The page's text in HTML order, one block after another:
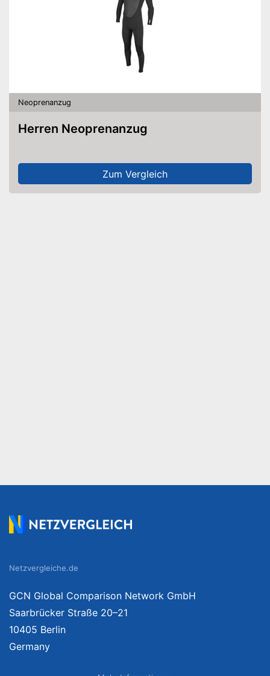
Neoprenanzug
Herren Neoprenanzug
Zum Vergleich
Netzvergleiche.de
GCN Global Comparison Network GmbH
Saarbrücker Straße 20–21
10405 Berlin
Germany